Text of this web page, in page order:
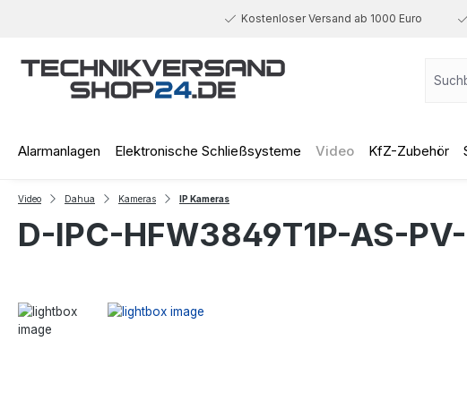
Kostenloser Versand ab 1000 Euro
Alarmanlagen Elektronische Schließsysteme Video KfZ-Zubehör
Video Dahua Kameras IP Kameras
D-IPC-HFW3849T1P-AS-